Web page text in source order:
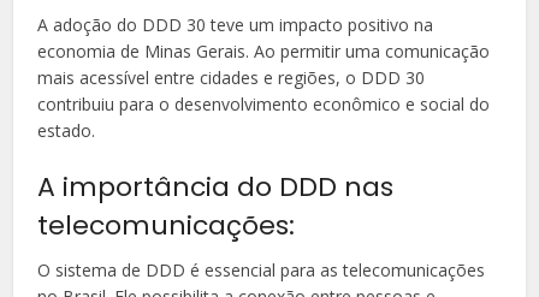
A adoção do DDD 30 teve um impacto positivo na
economia de Minas Gerais. Ao permitir uma comunicação
mais acessível entre cidades e regiões, o DDD 30
contribuiu para o desenvolvimento econômico e social do
estado.
A importância do DDD nas
telecomunicações:
O sistema de DDD é essencial para as telecomunicações